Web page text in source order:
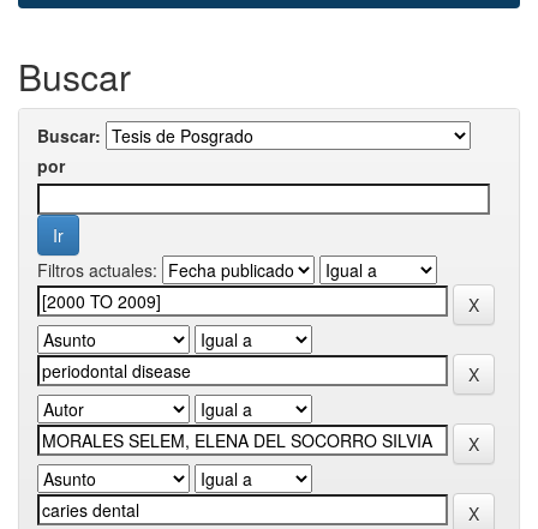
Buscar
Buscar:
por
Filtros actuales: